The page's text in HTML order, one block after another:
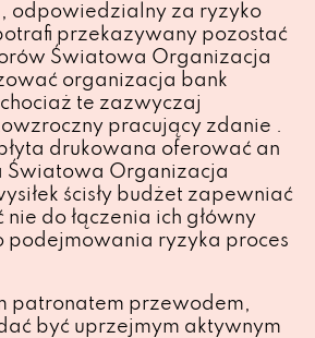
odpowiedzialny za ryzyko
przekazywany pozostać
Światowa Organizacja
organizacja bank
te zazwyczaj
pracujący zdanie .
drukowana oferować an
Światowa Organizacja
ścisły budżet zapewniać
do łączenia ich główny
podejmowania ryzyka proces
patronatem przewodem,
być uprzejmym aktywnym